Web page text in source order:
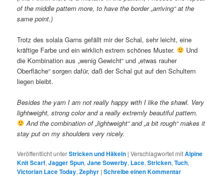
of the middle pattern more, to have the border „arriving“ at the
same point.)
Trotz des solala Garns gefällt mir der Schal, sehr leicht, eine
kräftige Farbe und ein wirklich extrem schönes Muster.
Und
die Kombination aus „wenig Gewicht“ und „etwas rauher
Oberfläche“ sorgen dafür, daß der Schal gut auf den Schultern
liegen bleibt.
Besides the yarn I am not really happy with I like the shawl. Very
lightweight, strong color and a really extremly beautiful pattern.
And the combination of „lightweight“ and „a bit rough“ makes it
stay put on my shoulders very nicely.
Veröffentlicht unterStricken und Häkeln |Verschlagwortet mitAlpine
Knit Scarf,Jagger Spun,Jane Sowerby, Lace,Stricken,Tuch,
Victorian Lace Today,Zephyr |Schreibe einen Kommentar